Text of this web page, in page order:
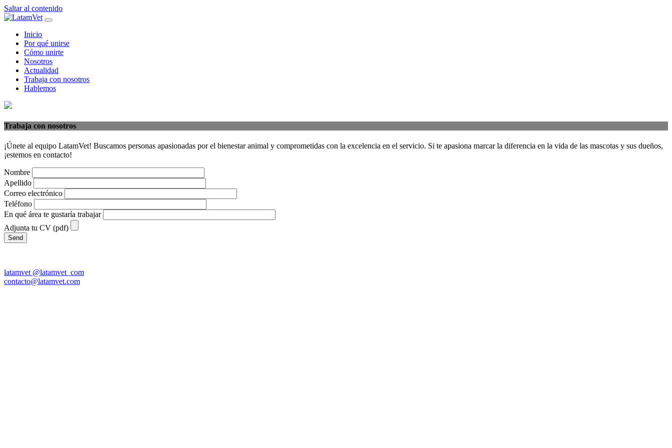
Saltar al contenido
Navegación
principal
Inicio
Por qué unirse
Cómo unirte
Nosotros
Actualidad
Trabaja con nosotros
Hablemos
Trabaja con nosotros
¡Únete al equipo LatamVet! Buscamos personas apasionadas por el bienestar animal y comprometidas con la excelencia en el servicio. Si te apasiona marcar la diferencia en la vida de las mascotas y sus dueños,
¡estemos en contacto!
Nombre
Apellido
Correo electrónico
Teléfono
En qué área te gustaría trabajar
Adjunta tu CV (pdf)
latamvet @latamvet_com
contacto@latamvet.com